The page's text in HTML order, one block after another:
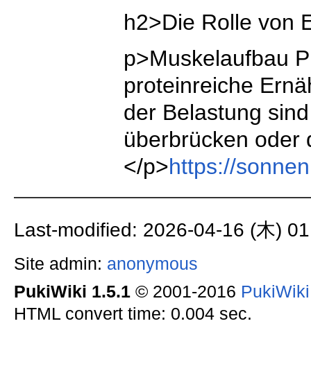
h2>Die Rolle von
p>Muskelaufbau
proteinreiche
der Belastung
überbrücken oder
</p>https://
Last-modified: 2026-04-16 (木)
Site admin: anonymous
PukiWiki 1.5.1© 2001-2016
HTML convert time: 0.004 sec.